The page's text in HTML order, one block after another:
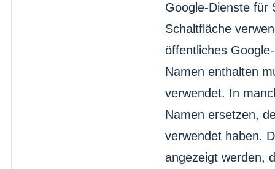
Google-Dienste für
Schaltfläche
öffentliches
Namen enthalten
verwendet. In
Namen ersetzen,
verwendet haben.
angezeigt werden,